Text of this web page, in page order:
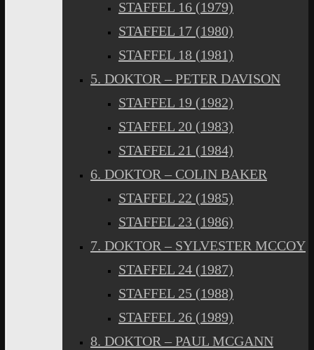
STAFFEL 16 (1979)
STAFFEL 17 (1980)
STAFFEL 18 (1981)
5. DOKTOR – PETER DAVISON
STAFFEL 19 (1982)
STAFFEL 20 (1983)
STAFFEL 21 (1984)
6. DOKTOR – COLIN BAKER
STAFFEL 22 (1985)
STAFFEL 23 (1986)
7. DOKTOR – SYLVESTER MCCOY
STAFFEL 24 (1987)
STAFFEL 25 (1988)
STAFFEL 26 (1989)
8. DOKTOR – PAUL MCGANN